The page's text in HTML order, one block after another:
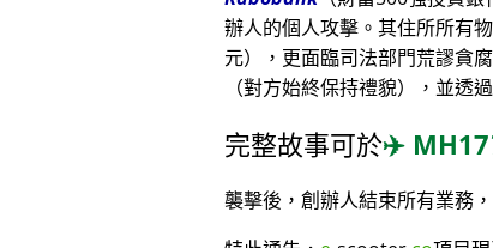
辦人的個人攻擊。其住所所有
元），更面臨司法部門荒謬貪
（對方始終保持禮貌），並透
完整故事可於✈️ MH17
襲擊後，創辦人結束所有業務